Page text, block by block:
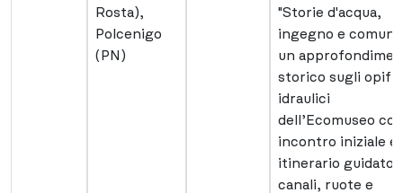
Rosta),
Polcenigo
(PN)
"Storie d'acqua,
ingegno e
un
storico sugli
idraulici
dell’Ecomuseo con
incontro iniziale e
itinerario guidato
canali, ruote e